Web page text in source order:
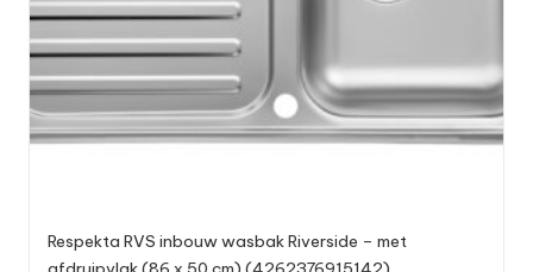
Respekta RVS inbouw wasbak Riverside – met